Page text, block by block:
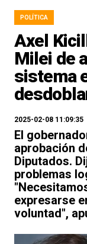
POLÍTICA
Axel
Milei de
sistema
2025-02-08 11:09:35
El
aprobación
Diputados.
problemas
expresarse
voluntad",